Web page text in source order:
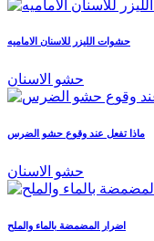
حشوات الليزر للاسنان الاماميه
حشو الاسنان
ماذا تفعل عند وقوع حشو الضرس
حشو الاسنان
اضرار المضمضة بالماء والملح